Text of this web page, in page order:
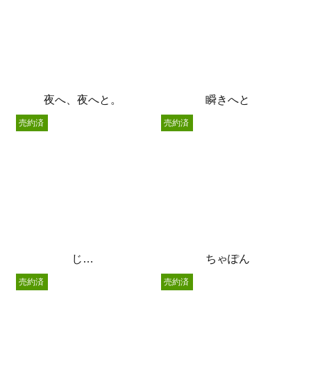
夜へ、夜へと。 瞬きへと
じ…
売約済
ちゃぽん
売約済
売約済 売約済